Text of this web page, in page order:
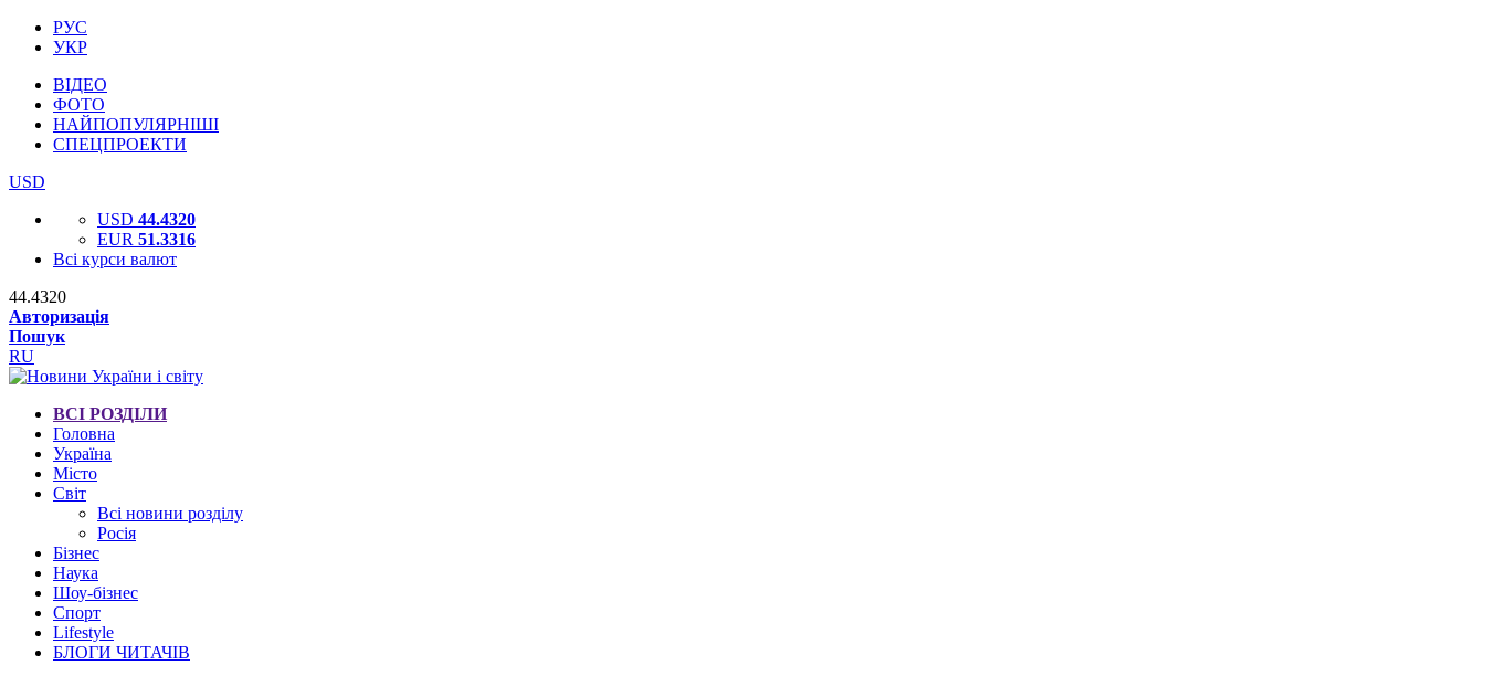
РУС
УКР
ВІДЕО
ФОТО
НАЙПОПУЛЯРНІШІ
СПЕЦПРОЕКТИ
USD
USD 44.4320
EUR 51.3316
Всі курси валют
44.4320
Авторизація
Пошук
RU
ВСІ РОЗДІЛИ
Головна
Україна
Місто
Світ
Всі новини розділу
Росія
Бізнес
Наука
Шоу-бізнес
Спорт
Lifestyle
БЛОГИ ЧИТАЧІВ